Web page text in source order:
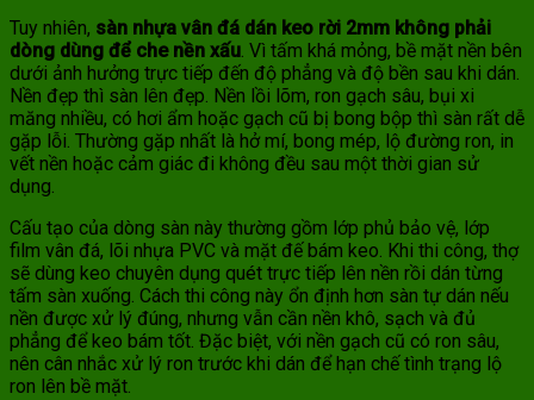
Tuy nhiên, sàn nhựa vân đá dán keo rời 2mm không phải
dòng dùng để che nền xấu. Vì tấm khá mỏng, bề mặt nền bên
dưới ảnh hưởng trực tiếp đến độ phẳng và độ bền sau khi dán.
Nền đẹp thì sàn lên đẹp. Nền lồi lõm, ron gạch sâu, bụi xi
măng nhiều, có hơi ẩm hoặc gạch cũ bị bong bộp thì sàn rất dễ
gặp lỗi. Thường gặp nhất là hở mí, bong mép, lộ đường ron, in
vết nền hoặc cảm giác đi không đều sau một thời gian sử
dụng.
Cấu tạo của dòng sàn này thường gồm lớp phủ bảo vệ, lớp
film vân đá, lõi nhựa PVC và mặt đế bám keo. Khi thi công, thợ
sẽ dùng keo chuyên dụng quét trực tiếp lên nền rồi dán từng
tấm sàn xuống. Cách thi công này ổn định hơn sàn tự dán nếu
nền được xử lý đúng, nhưng vẫn cần nền khô, sạch và đủ
phẳng để keo bám tốt. Đặc biệt, với nền gạch cũ có ron sâu,
nên cân nhắc xử lý ron trước khi dán để hạn chế tình trạng lộ
ron lên bề mặt.